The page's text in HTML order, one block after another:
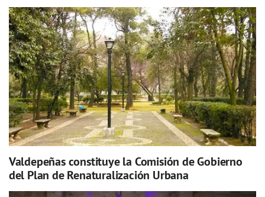
Valdepeñas constituye la Comisión de Gobierno
del Plan de Renaturalización Urbana